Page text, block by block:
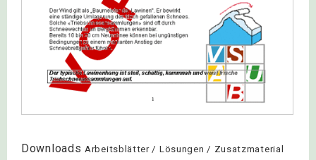
Downloads Arbeitsblätter / Lösungen / Zusatzmaterial